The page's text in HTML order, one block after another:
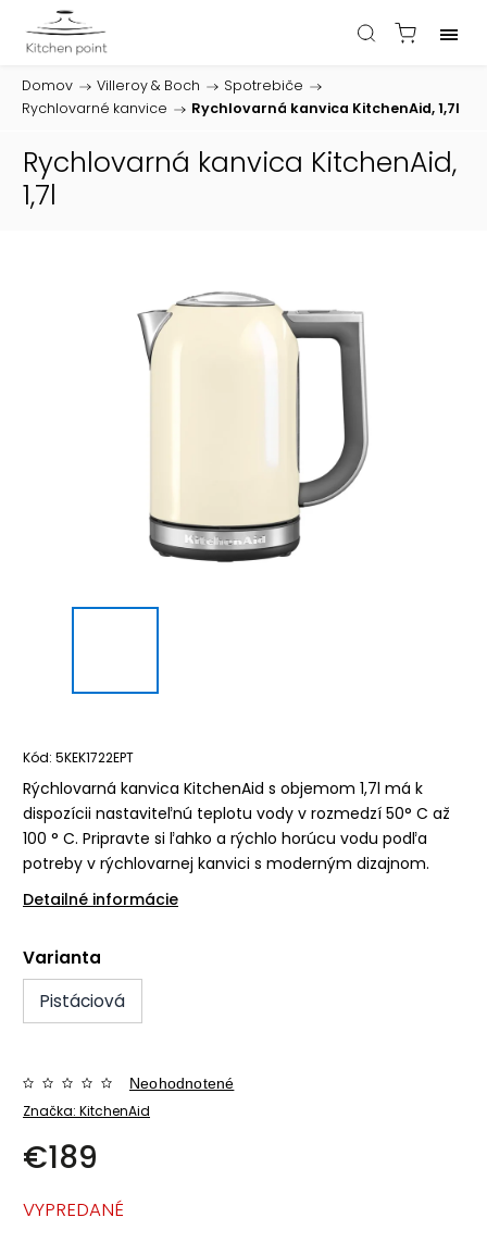
Domov / Villeroy & Boch / Spotrebiče /
Rychlovarné kanvice / Rychlovarná kanvica KitchenAid, 1,7l
Rychlovarná kanvica KitchenAid,
1,7l
Kód: 5KEK1722EPT
Rýchlovarná kanvica KitchenAid s objemom 1,7l má k
dispozícii nastaviteľnú teplotu vody v rozmedzí 50° C až
100 ° C. Pripravte si ľahko a rýchlo horúcu vodu podľa
potreby v rýchlovarnej kanvici s moderným dizajnom.
Detailné informácie
Varianta
Pistáciová
Značka: KitchenAid
Neohodnotené
€189
VYPREDANÉ